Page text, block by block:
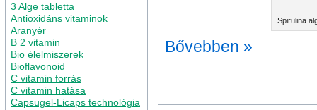
3 Alge tabletta
Antioxidáns vitaminok
Aranyér
B 2 vitamin
Bio élelmiszerek
Bioflavonoid
C vitamin forrás
C vitamin hatása
Capsugel-Licaps technológia
Spirulina
Bővebben »